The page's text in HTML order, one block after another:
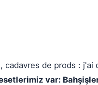
de prods : j'ai
var: